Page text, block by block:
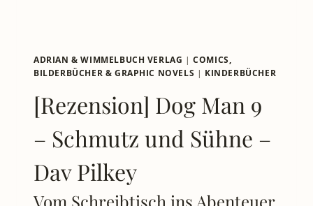
ADRIAN & WIMMELBUCH VERLAG |COMICS,
BILDERBÜCHER & GRAPHIC NOVELS | KINDERBÜCHER
[Rezension] Dog Man 9
– Schmutz und Sühne –
Dav Pilkey
Vom Schreibtisch ins Abenteuer